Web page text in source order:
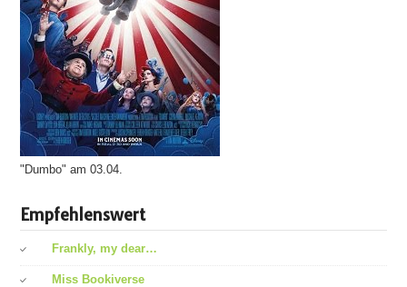
"Dumbo" am 03.04.
Empfehlenswert
Frankly, my dear…
Miss Bookiverse